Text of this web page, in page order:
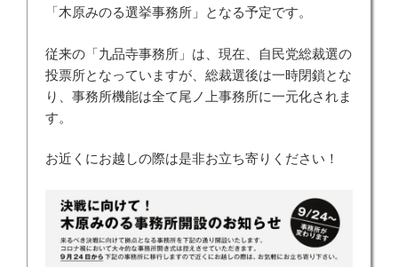
「木原みのる選挙事務所」となる予定です。
従来の「九品寺事務所」は、現在、自民党総裁選の
投票所となっていますが、総裁選後は一時閉鎖とな
り、事務所機能は全て尾ノ上事務所に一元化されま
す。
お近くにお越しの際は是非お立ち寄りください！